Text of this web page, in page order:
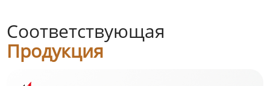
Соответствующая
Продукция